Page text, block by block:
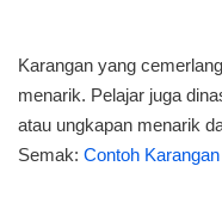
Karangan yang
menarik. Pelajar juga
atau ungkapan menarik
Semak: Contoh Karangan